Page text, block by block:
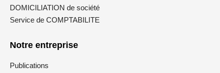
DOMICILIATION de société
Service de COMPTABILITE
Notre entreprise
Publications